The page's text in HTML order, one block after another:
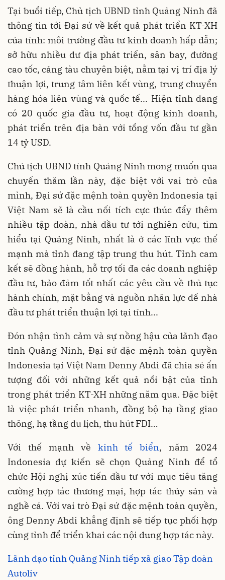
Tại buổi tiếp, Chủ tịch UBND tỉnh Quảng Ninh đã
thông tin tới Đại sứ về kết quả phát triển KT-XH
của tỉnh: môi trường đầu tư kinh doanh hấp dẫn;
sở hữu nhiều dư địa phát triển, sân bay, đường
cao tốc, cảng tàu chuyên biệt, nằm tại vị trí địa lý
thuận lợi, trung tâm liên kết vùng, trung chuyển
hàng hóa liên vùng và quốc tế... Hiện tỉnh đang
có 20 quốc gia đầu tư, hoạt động kinh doanh,
phát triển trên địa bàn với tổng vốn đầu tư gần
14 tỷ USD.
Chủ tịch UBND tỉnh Quảng Ninh mong muốn qua
chuyến thăm lần này, đặc biệt với vai trò của
mình, Đại sứ đặc mệnh toàn quyền Indonesia tại
Việt Nam sẽ là cầu nối tích cực thúc đẩy thêm
nhiều tập đoàn, nhà đầu tư tới nghiên cứu, tìm
hiểu tại Quảng Ninh, nhất là ở các lĩnh vực thế
mạnh mà tỉnh đang tập trung thu hút. Tỉnh cam
kết sẽ đồng hành, hỗ trợ tối đa các doanh nghiệp
đầu tư, bảo đảm tốt nhất các yêu cầu về thủ tục
hành chính, mặt bằng và nguồn nhân lực để nhà
đầu tư phát triển thuận lợi tại tỉnh...
Đón nhận tình cảm và sự nồng hậu của lãnh đạo
tỉnh Quảng Ninh, Đại sứ đặc mệnh toàn quyền
Indonesia tại Việt Nam Denny Abdi đã chia sẻ ấn
tượng đối với những kết quả nổi bật của tỉnh
trong phát triển KT-XH những năm qua. Đặc biệt
là việc phát triển nhanh, đồng bộ hạ tầng giao
thông, hạ tầng du lịch, thu hút FDI…
Với thế mạnh về kinh tế biển, năm 2024
Indonesia dự kiến sẽ chọn Quảng Ninh để tổ
chức Hội nghị xúc tiến đầu tư với mục tiêu tăng
cường hợp tác thương mại, hợp tác thủy sản và
nghề cá. Với vai trò Đại sứ đặc mệnh toàn quyền,
ông Denny Abdi khẳng định sẽ tiếp tục phối hợp
cùng tỉnh để triển khai các nội dung hợp tác này.
Lãnh đạo tỉnh Quảng Ninh tiếp xã giao Tập đoàn
Autoliv